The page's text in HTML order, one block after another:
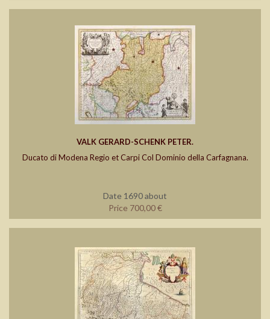
VALK GERARD-SCHENK PETER.
Ducato di Modena Regio et Carpi Col Dominio della Carfagnana.
Date 1690 about
Price 700,00 €